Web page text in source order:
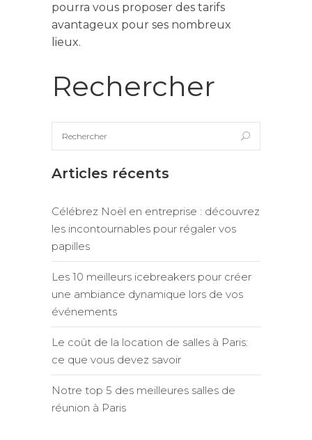
pourra vous proposer des tarifs
avantageux pour ses nombreux
lieux.
Rechercher
Articles récents
Célébrez Noël en entreprise : découvrez
les incontournables pour régaler vos
papilles
Les 10 meilleurs icebreakers pour créer
une ambiance dynamique lors de vos
événements
Le coût de la location de salles à Paris:
ce que vous devez savoir
Notre top 5 des meilleures salles de
réunion à Paris